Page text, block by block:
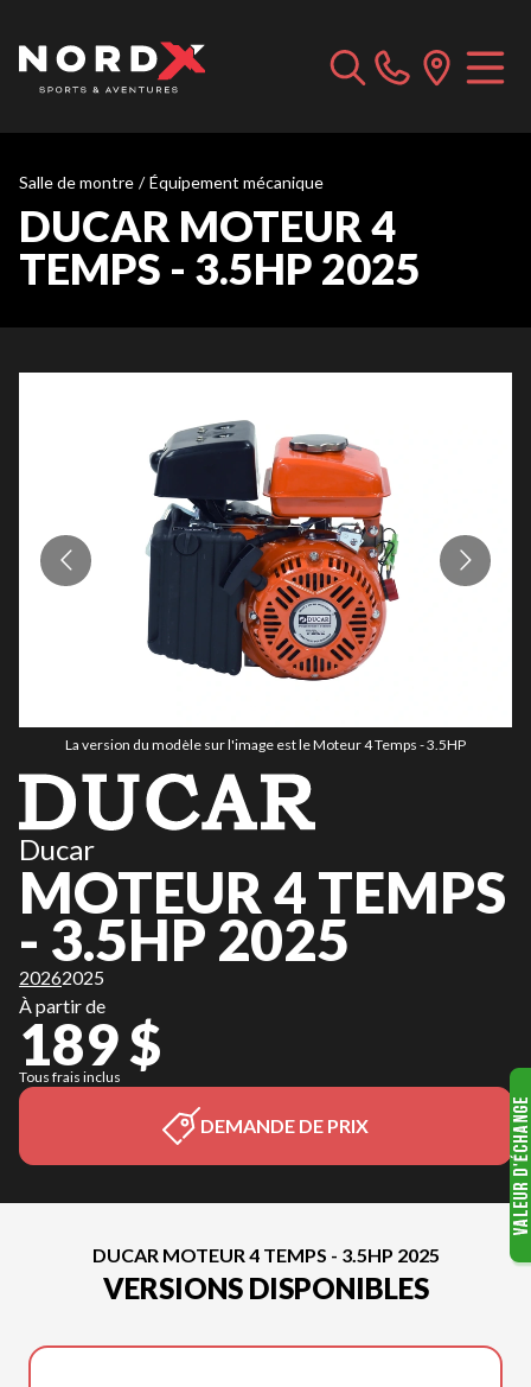
Salle de montre / Équipement mécanique
DUCAR MOTEUR 4
TEMPS - 3.5HP 2025
La version du modèle sur l'image est le Moteur 4 Temps - 3.5HP
Ducar
MOTEUR 4 TEMPS
- 3.5HP 2025
20262025
À partir de
189 $
Tous frais inclus
DEMANDE DE PRIX
DUCAR MOTEUR 4 TEMPS - 3.5HP 2025
VERSIONS DISPONIBLES